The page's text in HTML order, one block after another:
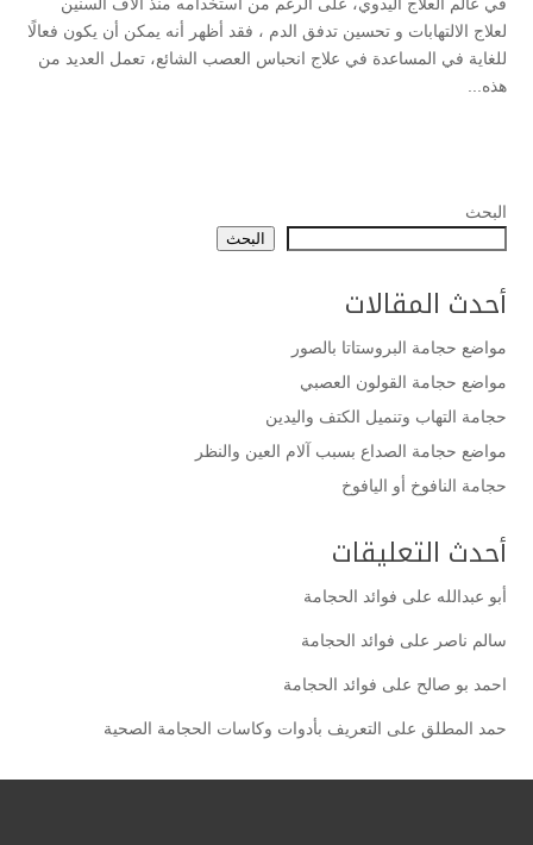
لعلاج الالتهابات و تحسين تدفق الدم ، فقد أظهر أنه يمكن أن يكون فعالًا
للغاية في المساعدة في علاج انحباس العصب الشائع، تعمل العديد من
هذه...
البحث
البحث
أحدث المقالات
مواضع حجامة البروستاتا بالصور
مواضع حجامة القولون العصبي
حجامة التهاب وتنميل الكتف واليدين
مواضع حجامة الصداع بسبب آلام العين والنظر
حجامة النافوخ أو اليافوخ
أحدث التعليقات
أبو عبدالله على فوائد الحجامة
سالم ناصر على فوائد الحجامة
احمد بو صالح على فوائد الحجامة
حمد المطلق على التعريف بأدوات وكاسات الحجامة الصحية